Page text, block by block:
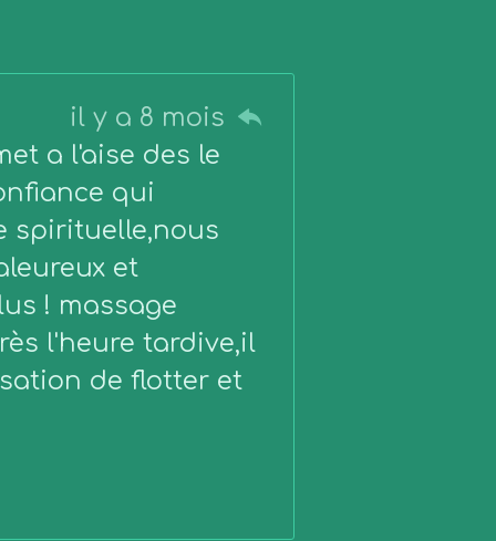
il y a 8 mois
a l'aise des le
qui
spirituelle,nous
et
! massage
l'heure tardive,il
de flotter et